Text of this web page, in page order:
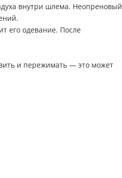
внутри шлема. Неопреновый
его одевание. После
и пережимать — это может